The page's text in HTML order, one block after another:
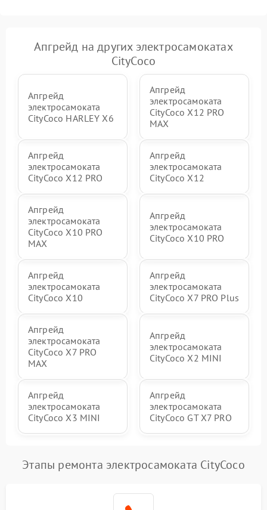
Апгрейд на других электросамокатах
CityCoco
Апгрейд
электросамоката
CityCoco HARLEY X6
Апгрейд
электросамоката
CityCoco X12 PRO
MAX
Апгрейд
электросамоката
CityCoco X12 PRO
Апгрейд
электросамоката
CityCoco X12
Апгрейд
электросамоката
CityCoco X10 PRO
MAX
Апгрейд
электросамоката
CityCoco X10 PRO
Апгрейд
электросамоката
CityCoco X10
Апгрейд
электросамоката
CityCoco X7 PRO Plus
Апгрейд
электросамоката
CityCoco X7 PRO
MAX
Апгрейд
электросамоката
CityCoco X2 MINI
Апгрейд
электросамоката
CityCoco X3 MINI
Апгрейд
электросамоката
CityCoco GT X7 PRO
Этапы ремонта электросамоката CityCoco